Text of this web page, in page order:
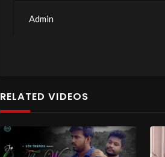
Admin
RELATED VIDEOS